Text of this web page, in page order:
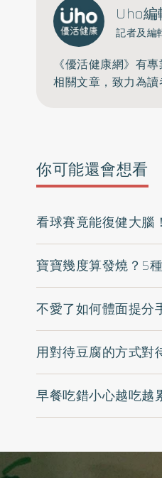
Uho
記者及編
《優活健康網》有
相關文章，致力為讀
你可能還會想看
看球賽竟能復健大腦
寶寶幾度算發燒？5
不愛了如何體面提分
用對待豆腐的方式對
早餐吃錯小心越吃越